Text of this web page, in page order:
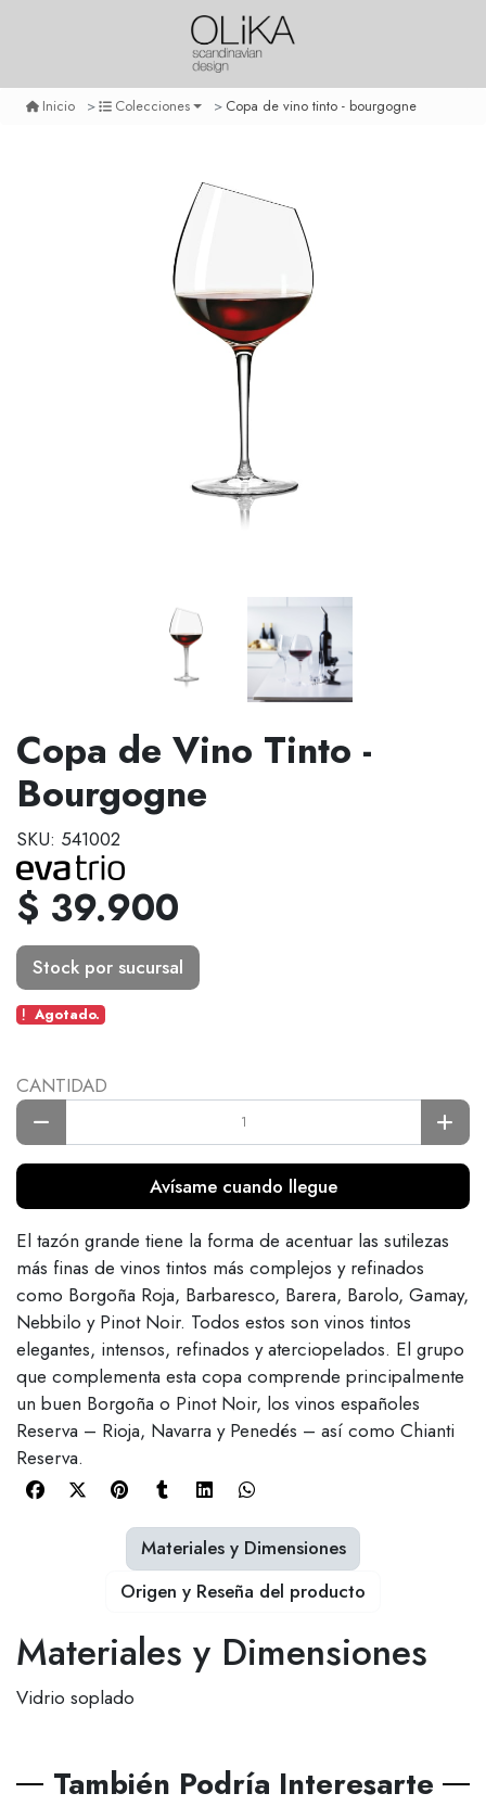
Inicio Colecciones Copa de vino tinto - bourgogne
Copa de Vino Tinto -
Bourgogne
SKU: 541002
$ 39.900
Stock por sucursal
Agotado.
CANTIDAD
Avísame cuando llegue
El tazón grande tiene la forma de acentuar las sutilezas
más finas de vinos tintos más complejos y refinados
como Borgoña Roja, Barbaresco, Barera, Barolo, Gamay,
Nebbilo y Pinot Noir. Todos estos son vinos tintos
elegantes, intensos, refinados y aterciopelados. El grupo
que complementa esta copa comprende principalmente
un buen Borgoña o Pinot Noir, los vinos españoles
Reserva – Rioja, Navarra y Penedés – así como Chianti
Reserva.
Materiales y Dimensiones
Vidrio soplado
Materiales y Dimensiones
Origen y Reseña del producto
También Podría Interesarte